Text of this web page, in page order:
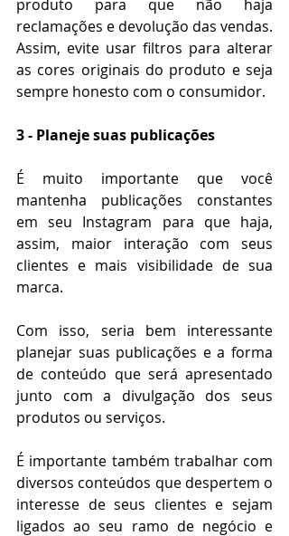
produto para que não haja
reclamações e devolução das vendas.
Assim, evite usar filtros para alterar
as cores originais do produto e seja
sempre honesto com o consumidor.
3 - Planeje suas publicações
É muito importante que você
mantenha publicações constantes
em seu Instagram para que haja,
assim, maior interação com seus
clientes e mais visibilidade de sua
marca.
Com isso, seria bem interessante
planejar suas publicações e a forma
de conteúdo que será apresentado
junto com a divulgação dos seus
produtos ou serviços.
É importante também trabalhar com
diversos conteúdos que despertem o
interesse de seus clientes e sejam
ligados ao seu ramo de negócio e